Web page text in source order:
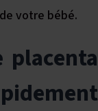
votre bébé.
placenta